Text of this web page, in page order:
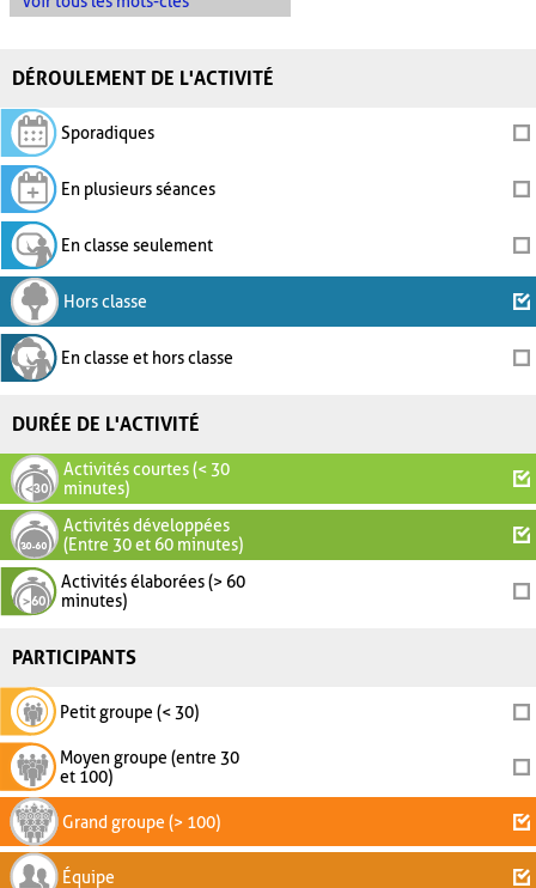
DÉROULEMENT DE L'ACTIVITÉ
Sporadiques
En plusieurs séances
En classe seulement
Hors classe
En classe et hors classe
DURÉE DE L'ACTIVITÉ
Activités courtes (< 30
minutes)
Activités développées
(Entre 30 et 60 minutes)
Activités élaborées (> 60
minutes)
PARTICIPANTS
Petit groupe (< 30)
Moyen groupe (entre 30
et 100)
Grand groupe (> 100)
Équipe